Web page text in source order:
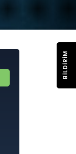
BILDIRIM